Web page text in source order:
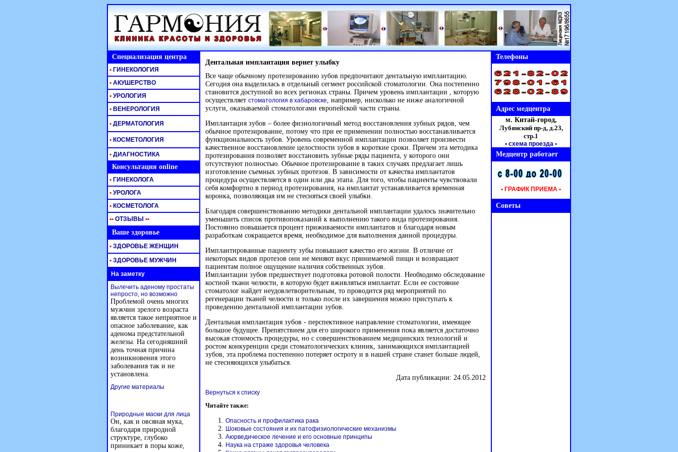
Специализация центра Дентальная имплантация вернет улыбку
Все чаще обычному протезированию зубов предпочитают дентальную имплантацию.
Сегодня она выделилась в отдельный сегмент российской стоматологии. Она постепенно
становится доступной во всех регионах страны. Причем уровень имплантации , которую
осуществляет стоматология в хабаровске, например, нисколько не ниже аналогичной
услуги, оказываемой стоматологами европейской части страны.
Имплантация зубов – более физиологичный метод восстановления зубных рядов, чем
обычное протезирование, потому что при ее применении полностью восстанавливается
функциональность зубов. Уровень современной имплантации позволяет произвести
качественное восстановление целостности зубов в короткие сроки. Причем эта методика
протезирования позволяет восстановить зубные ряды пациента, у которого они
отсутствуют полностью. Обычное протезирование в таких случаях предлагает лишь
изготовление съемных зубных протезов. В зависимости от качества имплантатов
процедура осуществляется в один или два этапа. Для того, чтобы пациенты чувствовали
себя комфортно в период протезирования, на имплантат устанавливается временная
коронка, позволяющая им не стесняться своей улыбки.
Благодаря совершенствованию методики дентальной имплантации удалось значительно
уменьшить список противопоказаний к выполнению такого вида протезирования.
Постоянно повышается процент приживаемости имплантатов и благодаря новым
разработкам сокращается время, необходимое для выполнения данной процедуры.
Имплантированные пациенту зубы повышают качество его жизни. В отличие от
некоторых видов протезов они не меняют вкус принимаемой пищи и возвращают
пациентам полное ощущение наличия собственных зубов.
Имплантации зубов предшествует подготовка ротовой полости. Необходимо обследование
костной ткани челюсти, в которую будет вживляться имплантат. Если ее состояние
стоматолог найдет неудовлетворительным, то проводится ряд мероприятий по
регенерации тканей челюсти и только после их завершения можно приступать к
проведению дентальной имплантации зубов.
Дентальная имплантация зубов - перспективное направление стоматологии, имеющее
большое будущее. Препятствием для его широкого применения пока является достаточно
высокая стоимость процедуры, но с совершенствованием медицинских технологий и
ростом конкуренции среди стоматологических клиник, занимающихся имплантацией
зубов, эта проблема постепенно потеряет остроту и в нашей стране станет больше людей,
не стесняющихся улыбаться.
Дата публикации: 24.05.2012
Вернуться к списку
Читайте также:
Опасность и профилактика рака
Шоковые состояния и их патофизиологические механизмы
Аюрведическое лечение и его основные принципы
Наука на страже здоровья человека
Телефоны
• ГИНЕКОЛОГИЯ
• АКУШЕРСТВО
• УРОЛОГИЯ
• ВЕНЕРОЛОГИЯ Адрес медцентра
• ДЕРМАТОЛОГИЯ
м. Китай-город,
Лубянский пр-д, д.23,
стр.1
• схема проезда •
• КОСМЕТОЛОГИЯ
• ДИАГНОСТИКА
Медцентр работает
Консультация online
• ГРАФИК ПРИЕМА •
• ГИНЕКОЛОГА
• УРОЛОГА
• КОСМЕТОЛОГА Советы
•• ОТЗЫВЫ ••
Ваше здоровье
• ЗДОРОВЬЕ ЖЕНЩИН
• ЗДОРОВЬЕ МУЖЧИН
На заметку
Вылечить аденому простаты
непросто, но возможно
Проблемой очень многих
мужчин зрелого возраста
является такое неприятное и
опасное заболевание, как
аденома предстательной
железы. На сегодняшний
день точная причина
возникновения этого
заболевания так и не
установлена.
Другие материалы
Природные маски для лица
Он, как и овсяная мука,
благодаря природной
структуре, глубоко
приникает в поры коже,